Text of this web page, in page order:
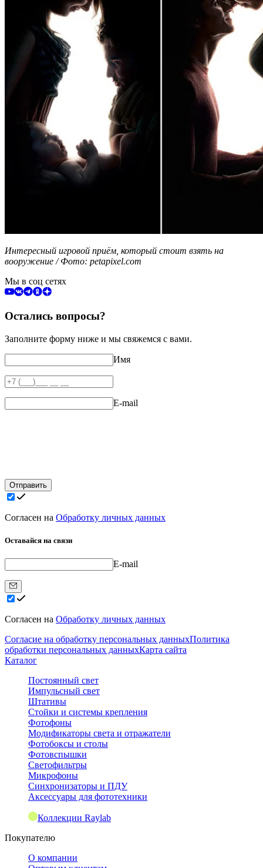
Интересный игровой приём, который стоит взять на
вооружение / Фото: petapixel.com
Мы в соц сетях
Остались вопросы?
Заполните форму ниже и мы свяжемся с вами.
Имя
E-mail
Отправить
Согласен на Обработку личных данных
Оставайся на связи
E-mail
Согласен на Обработку личных данных
Согласие на обработку персональных данныхПолитика
обработки персональных данныхКарта сайта
Каталог
Постоянный свет
Импульсный свет
Штативы
Стойки и системы крепления
Фотофоны
Модификаторы света и отражатели
Фотобоксы и столы
Фотовспышки
Светофильтры
Микрофоны
Синхронизаторы и ПДУ
Аксессуары для фототехники
Коллекции Raylab
Покупателю
О компании